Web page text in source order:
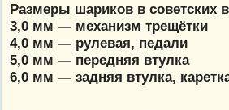
Размеры шариков в советских
3,0 мм — механизм трещётки
4,0 мм — рулевая, педали
5,0 мм — передняя втулка
6,0 мм — задняя втулка,